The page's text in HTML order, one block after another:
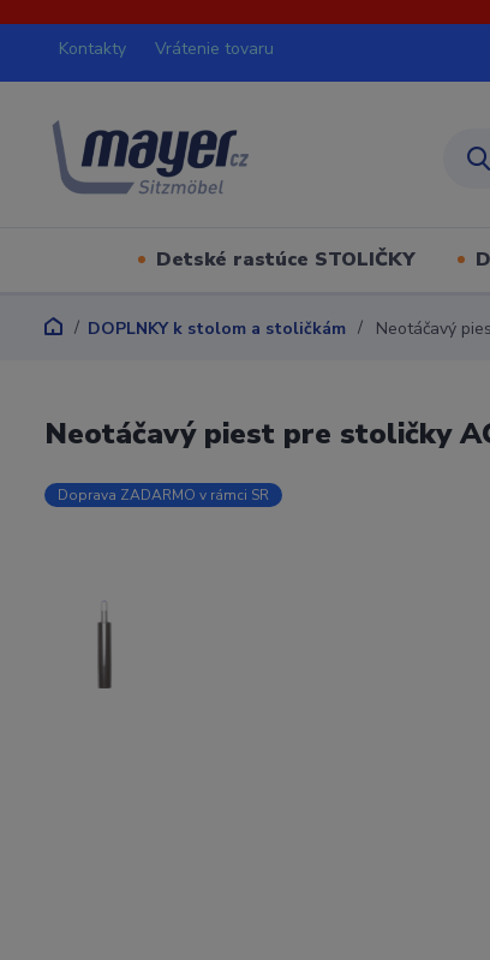
Kontakty Vrátenie tovaru
Detské rastúce STOLIČKY
DOPLNKY k stolom a stoličkám Neotáčavý
Neotáčavý piest pre stoličky
Doprava ZADARMO v rámci SR